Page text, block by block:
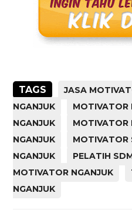
TAGS
JASA
NGANJUK
MOTIVATOR
NGANJUK
MOTIVATOR
NGANJUK
MOTIVATOR
NGANJUK
PELATIH
MOTIVATOR NGANJUK
NGANJUK